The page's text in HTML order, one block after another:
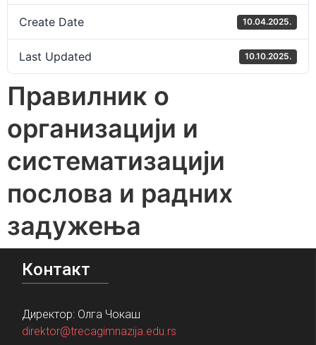
Create Date 10.04.2025.
Last Updated 10.10.2025.
Правилник о
организацији и
систематизацији
послова и радних
задужења
Контакт
Директор: Олга Чокаш
direktor@trecagimnazija.edu.rs